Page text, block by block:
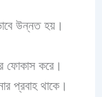
উন্নত হয়।
ফোকাস করে।
প্রবাহ থাকে।